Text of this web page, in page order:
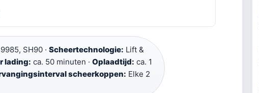
SH90 · Scheertechnologie: Lift &
lading: ca. 50 minuten · Oplaadtijd: ca. 1
scheerkoppen: Elke 2